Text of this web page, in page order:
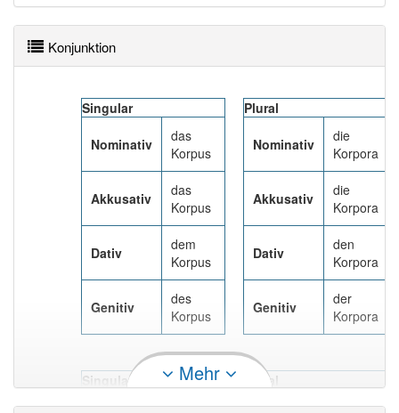
Konjunktion
Singular
Nominativ
das
Korpus
Akkusativ
das
Korpus
Dativ
dem
Korpus
Genitiv
des
Korpus
Plural
Nominativ
die
Korpora
Akkusativ
die
Korpora
Dativ
den
Korpora
Genitiv
der
Korpora
Singular
das
Plural
die
Mehr